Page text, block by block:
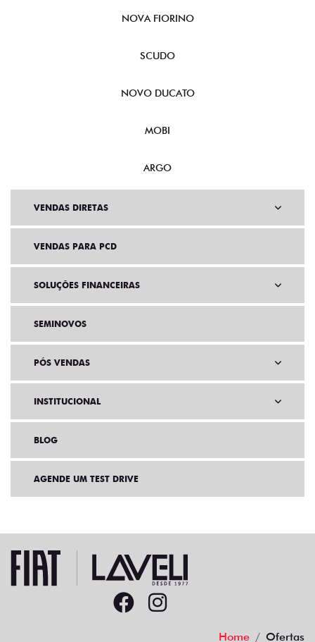
NOVA FIORINO
SCUDO
NOVO DUCATO
MOBI
ARGO
VENDAS DIRETAS
VENDAS PARA PCD
SOLUÇÕES FINANCEIRAS
SEMINOVOS
PÓS VENDAS
INSTITUCIONAL
BLOG
AGENDE UM TEST DRIVE
Home Ofertas